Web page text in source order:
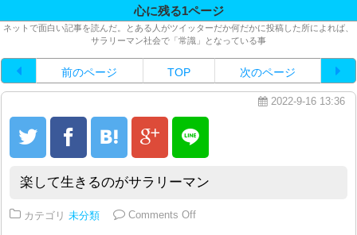
心に残る1ページ
ネットで面白い記事を読んだ。とある人がツイッターだか何だかに投稿した所によれば、
サラリーマン社会で「常識」となっている事
前のページ TOP 次のページ
2022-9-16 13:36
楽して生きるのがサラリーマン
カテゴリ 未分類 Comments Offon 楽して生きるのがサラリーマン